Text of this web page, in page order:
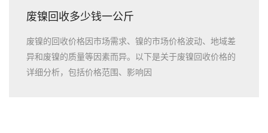
废镍回收多少钱一公斤
废镍的回收价格因市场需求、镍的市场价格波动、地域差
异和废镍的质量等因素而异。以下是关于废镍回收价格的
详细分析，包括价格范围、影响因